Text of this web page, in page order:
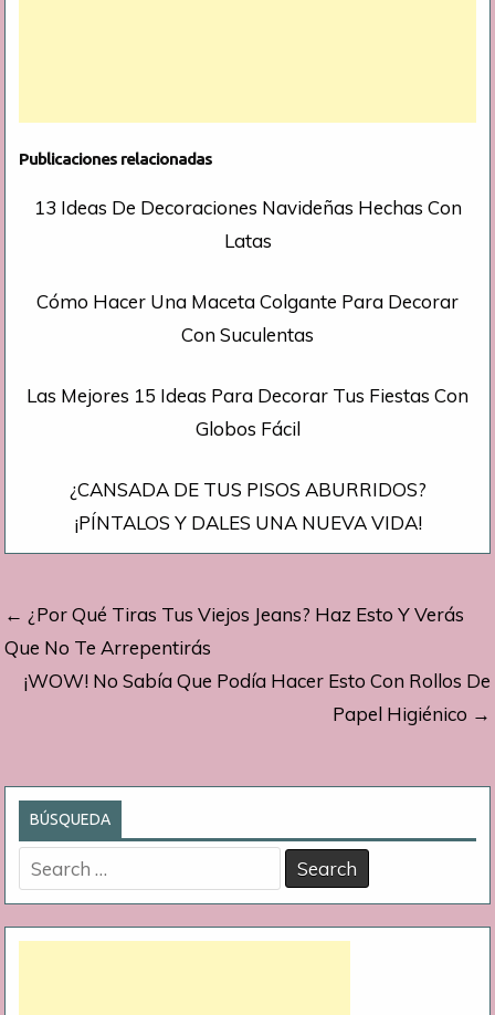
Publicaciones relacionadas
13 Ideas De Decoraciones Navideñas Hechas Con
Latas
Cómo Hacer Una Maceta Colgante Para Decorar
Con Suculentas
Las Mejores 15 Ideas Para Decorar Tus Fiestas Con
Globos Fácil
¿CANSADA DE TUS PISOS ABURRIDOS?
¡PÍNTALOS Y DALES UNA NUEVA VIDA!
Navegación
de
entradas
← ¿Por Qué Tiras Tus Viejos Jeans? Haz Esto Y Verás
Que No Te Arrepentirás
¡WOW! No Sabía Que Podía Hacer Esto Con Rollos De
Papel Higiénico →
BÚSQUEDA
Search
for: